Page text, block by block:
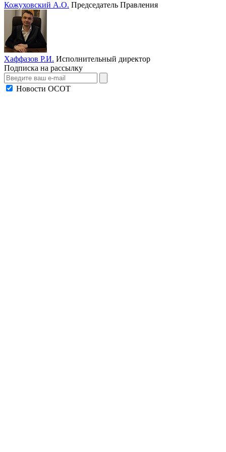
Кожуховский А.О. Председатель Правления
Хаффазов Р.И. Исполнительный директор
Подписка на рассылку
Новости ОСОТ